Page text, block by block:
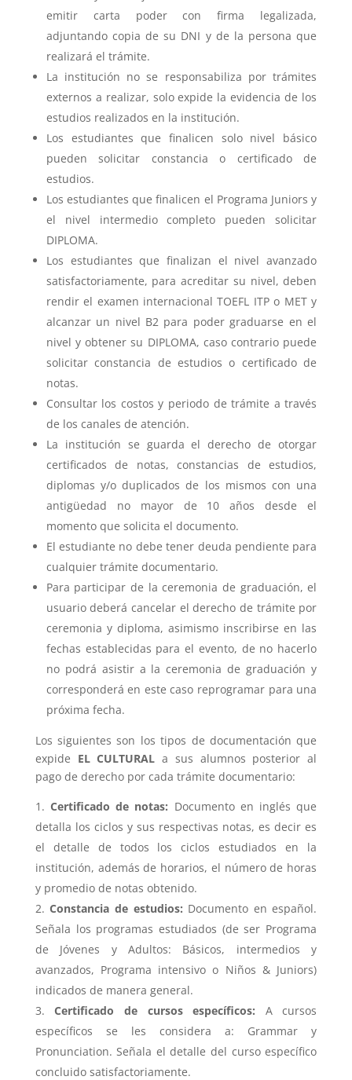
emitir carta poder con firma legalizada,
adjuntando copia de su DNI y de la persona que
realizará el trámite.
La institución no se responsabiliza por trámites
externos a realizar, solo expide la evidencia de los
estudios realizados en la institución.
Los estudiantes que finalicen solo nivel básico
pueden solicitar constancia o certificado de
estudios.
Los estudiantes que finalicen el Programa Juniors y
el nivel intermedio completo pueden solicitar
DIPLOMA.
Los estudiantes que finalizan el nivel avanzado
satisfactoriamente, para acreditar su nivel, deben
rendir el examen internacional TOEFL ITP o MET y
alcanzar un nivel B2 para poder graduarse en el
nivel y obtener su DIPLOMA, caso contrario puede
solicitar constancia de estudios o certificado de
notas.
Consultar los costos y periodo de trámite a través
de los canales de atención.
La institución se guarda el derecho de otorgar
certificados de notas, constancias de estudios,
diplomas y/o duplicados de los mismos con una
antigüedad no mayor de 10 años desde el
momento que solicita el documento.
El estudiante no debe tener deuda pendiente para
cualquier trámite documentario.
Para participar de la ceremonia de graduación, el
usuario deberá cancelar el derecho de trámite por
ceremonia y diploma, asimismo inscribirse en las
fechas establecidas para el evento, de no hacerlo
no podrá asistir a la ceremonia de graduación y
corresponderá en este caso reprogramar para una
próxima fecha.
Los siguientes son los tipos de documentación que
expide EL CULTURAL a sus alumnos posterior al
pago de derecho por cada trámite documentario:
Certificado de notas: Documento en inglés que
detalla los ciclos y sus respectivas notas, es decir es
el detalle de todos los ciclos estudiados en la
institución, además de horarios, el número de horas
y promedio de notas obtenido.
Constancia de estudios: Documento en español.
Señala los programas estudiados (de ser Programa
de Jóvenes y Adultos: Básicos, intermedios y
avanzados, Programa intensivo o Niños & Juniors)
indicados de manera general.
Certificado de cursos específicos: A cursos
específicos se les considera a: Grammar y
Pronunciation. Señala el detalle del curso específico
concluido satisfactoriamente.